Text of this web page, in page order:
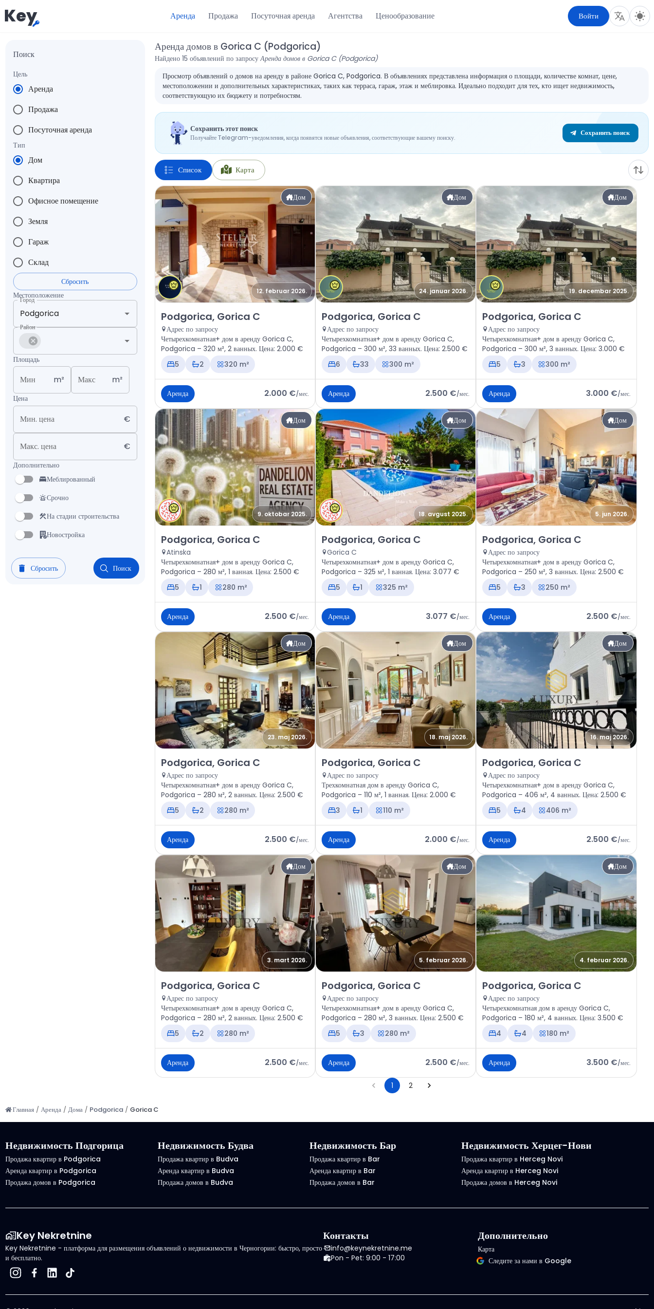
Key Аренда Продажа Посуточная аренда Агентства Ценообразование Войти
Поиск
Цель
Аренда
Продажа
Посуточная аренда
Тип
Дом
Квартира
Офисное помещение
Земля
Гараж
Склад
Сбросить
Местоположение
Город
Район
Площадь
Мин m² Макс m²
Цена
Мин. цена €
Макс. цена €
Дополнительно
Меблированный
Срочно
На стадии строительства
Новостройка
Сбросить Поиск
Аренда домов в Gorica C (Podgorica)
Найдено 15 объявлений по запросуАренда домов в Gorica C (Podgorica)
Просмотр объявлений о домов на аренду в районе Gorica C, Podgorica. В объявлениях представлена информация о площади, количестве комнат, цене,
местоположении и дополнительных характеристиках, таких как терраса, гараж, этаж и меблировка. Идеально подходит для тех, кто ищет недвижимость,
соответствующую их бюджету и потребностям.
Сохранить этот поиск
Получайте Telegram-уведомления, когда появятся новые объявления, соответствующие вашему поиску.
Сохранить поиск
Список Карта
Дом
12. februar 2026.
Аренда - Дом Podgorica, Gorica C
Podgorica, Gorica C
Адрес по запросу
Четырехкомнатная+ дом в аренду Gorica C,
Podgorica – 320 м², 2 ванных. Цена: 2.000 €
5
2 320 m²
Аренда 2.000 €/мес.
Дом
24. januar 2026.
Аренда - Дом Podgorica, Gorica C
Podgorica, Gorica C
Адрес по запросу
Четырехкомнатная+ дом в аренду Gorica C,
Podgorica – 300 м², 33 ванных. Цена: 2.500 €
6
33 300 m²
Аренда 2.500 €/мес.
Дом
19. decembar 2025.
Аренда - Дом Podgorica, Gorica C
Podgorica, Gorica C
Адрес по запросу
Четырехкомнатная+ дом в аренду Gorica C,
Podgorica – 300 м², 3 ванных. Цена: 3.000 €
5
3 300 m²
Аренда 3.000 €/мес.
Дом
9. oktobar 2025.
Аренда - Дом Podgorica, Gorica C
Podgorica, Gorica C
Atinska
Четырехкомнатная+ дом в аренду Gorica C,
Podgorica – 280 м², 1 ванная. Цена: 2.500 €
5
1 280 m²
Аренда 2.500 €/мес.
Дом
18. avgust 2025.
Аренда - Дом Podgorica, Gorica C
Podgorica, Gorica C
Gorica C
Четырехкомнатная+ дом в аренду Gorica C,
Podgorica – 325 м², 1 ванная. Цена: 3.077 €
5
1 325 m²
Аренда 3.077 €/мес.
Дом
5. jun 2026.
Аренда - Дом Podgorica, Gorica C
Podgorica, Gorica C
Адрес по запросу
Четырехкомнатная+ дом в аренду Gorica C,
Podgorica – 250 м², 3 ванных. Цена: 2.500 €
5
3 250 m²
Аренда 2.500 €/мес.
Дом
23. maj 2026.
Аренда - Дом Podgorica, Gorica C
Podgorica, Gorica C
Адрес по запросу
Четырехкомнатная+ дом в аренду Gorica C,
Podgorica – 280 м², 2 ванных. Цена: 2.500 €
5
2 280 m²
Аренда 2.500 €/мес.
Дом
18. maj 2026.
Аренда - Дом Podgorica, Gorica C
Podgorica, Gorica C
Адрес по запросу
Трехкомнатная дом в аренду Gorica C,
Podgorica – 110 м², 1 ванная. Цена: 2.000 €
3
1 110 m²
Аренда 2.000 €/мес.
Дом
16. maj 2026.
Аренда - Дом Podgorica, Gorica C
Podgorica, Gorica C
Адрес по запросу
Четырехкомнатная+ дом в аренду Gorica C,
Podgorica – 406 м², 4 ванных. Цена: 2.500 €
5
4 406 m²
Аренда 2.500 €/мес.
Дом
3. mart 2026.
Аренда - Дом Podgorica, Gorica C
Podgorica, Gorica C
Адрес по запросу
Четырехкомнатная+ дом в аренду Gorica C,
Podgorica – 280 м², 2 ванных. Цена: 2.500 €
5
2 280 m²
Аренда 2.500 €/мес.
Дом
5. februar 2026.
Аренда - Дом Podgorica, Gorica C
Podgorica, Gorica C
Адрес по запросу
Четырехкомнатная+ дом в аренду Gorica C,
Podgorica – 280 м², 3 ванных. Цена: 2.500 €
5
3 280 m²
Аренда 2.500 €/мес.
Дом
4. februar 2026.
Аренда - Дом Podgorica, Gorica C
Podgorica, Gorica C
Адрес по запросу
Четырехкомнатная дом в аренду Gorica C,
Podgorica – 180 м², 4 ванных. Цена: 3.500 €
4
4 180 m²
Аренда 3.500 €/мес.
1 2
Главная / Аренда / Дома / Podgorica / Gorica C
Недвижимость Подгорица
Продажа квартир в Podgorica
Аренда квартир в Podgorica
Продажа домов в Podgorica
Недвижимость Будва
Продажа квартир в Budva
Аренда квартир в Budva
Продажа домов в Budva
Недвижимость Бар
Продажа квартир в Bar
Аренда квартир в Bar
Продажа домов в Bar
Недвижимость Херцег-Нови
Продажа квартир в Herceg Novi
Аренда квартир в Herceg Novi
Продажа домов в Herceg Novi
Key Nekretnine
Key Nekretnine - платформа для размещения объявлений о недвижимости в Черногории: быстро, просто
и бесплатно.
Контакты
info@keynekretnine.me
Pon - Pet: 9:00 - 17:00
Дополнительно
Карта
Следите за нами в Google